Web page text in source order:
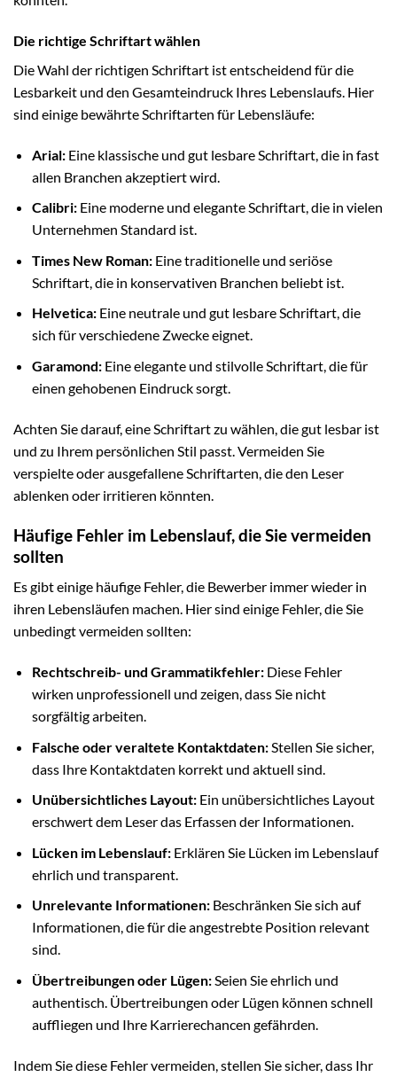
Die richtige Schriftart wählen
Die Wahl der richtigen Schriftart ist entscheidend für die
Lesbarkeit und den Gesamteindruck Ihres Lebenslaufs. Hier
sind einige bewährte Schriftarten für Lebensläufe:
Arial:Eine klassische und gut lesbare Schriftart, die in fast
allen Branchen akzeptiert wird.
Calibri:Eine moderne und elegante Schriftart, die in vielen
Unternehmen Standard ist.
Times New Roman:Eine traditionelle und seriöse
Schriftart, die in konservativen Branchen beliebt ist.
Helvetica:Eine neutrale und gut lesbare Schriftart, die
sich für verschiedene Zwecke eignet.
Garamond:Eine elegante und stilvolle Schriftart, die für
einen gehobenen Eindruck sorgt.
Achten Sie darauf, eine Schriftart zu wählen, die gut lesbar ist
und zu Ihrem persönlichen Stil passt. Vermeiden Sie
verspielte oder ausgefallene Schriftarten, die den Leser
ablenken oder irritieren könnten.
Häufige Fehler im Lebenslauf, die Sie vermeiden
sollten
Es gibt einige häufige Fehler, die Bewerber immer wieder in
ihren Lebensläufen machen. Hier sind einige Fehler, die Sie
unbedingt vermeiden sollten:
Rechtschreib- und Grammatikfehler:Diese Fehler
wirken unprofessionell und zeigen, dass Sie nicht
sorgfältig arbeiten.
Falsche oder veraltete Kontaktdaten:Stellen Sie sicher,
dass Ihre Kontaktdaten korrekt und aktuell sind.
Unübersichtliches Layout:Ein unübersichtliches Layout
erschwert dem Leser das Erfassen der Informationen.
Lücken im Lebenslauf:Erklären Sie Lücken im Lebenslauf
ehrlich und transparent.
Unrelevante Informationen:Beschränken Sie sich auf
Informationen, die für die angestrebte Position relevant
sind.
Übertreibungen oder Lügen:Seien Sie ehrlich und
authentisch. Übertreibungen oder Lügen können schnell
auffliegen und Ihre Karrierechancen gefährden.
Indem Sie diese Fehler vermeiden, stellen Sie sicher, dass Ihr